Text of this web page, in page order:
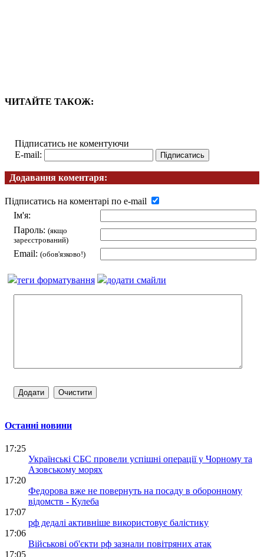
ЧИТАЙТЕ ТАКОЖ:
Підписатись не коментуючи
E-mail:
Додавання коментаря:
Підписатись на коментарі по e-mail
Ім'я:
Пароль: (якщо
зареєстрований)
Email: (обов'язково!)
теги форматування додати смайли
Останні новини
17:25
Українські СБС провели успішні операції у Чорному та
Азовському морях
17:20
Федорова вже не повернуть на посаду в оборонному
відомств - Кулеба
17:07
рф дедалі активніше використовує балістику
17:06
Військові об'єкти рф зазнали повітряних атак
17:05